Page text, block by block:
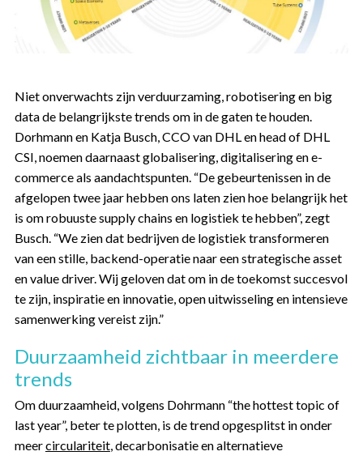
Niet onverwachts zijn verduurzaming, robotisering en big
data de belangrijkste trends om in de gaten te houden.
Dorhmann en Katja Busch, CCO van DHL en head of DHL
CSI, noemen daarnaast globalisering, digitalisering en e-
commerce als aandachtspunten. “De gebeurtenissen in de
afgelopen twee jaar hebben ons laten zien hoe belangrijk het
is om robuuste supply chains en logistiek te hebben”, zegt
Busch. “We zien dat bedrijven de logistiek transformeren
van een stille, backend-operatie naar een strategische asset
en value driver. Wij geloven dat om in de toekomst succesvol
te zijn, inspiratie en innovatie, open uitwisseling en intensieve
samenwerking vereist zijn.”
Duurzaamheid zichtbaar in meerdere
trends
Om duurzaamheid, volgens Dohrmann “the hottest topic of
last year”, beter te plotten, is de trend opgesplitst in onder
meercirculariteit, decarbonisatie en alternatieve